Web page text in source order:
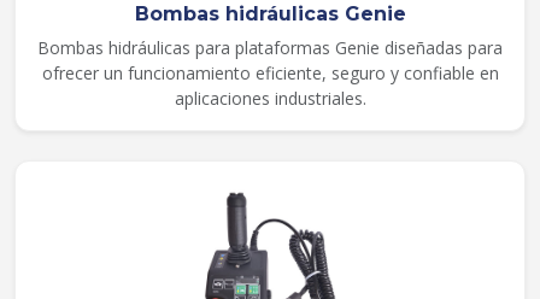
Bombas hidráulicas Genie
Bombas hidráulicas para plataformas Genie diseñadas para
ofrecer un funcionamiento eficiente, seguro y confiable en
aplicaciones industriales.